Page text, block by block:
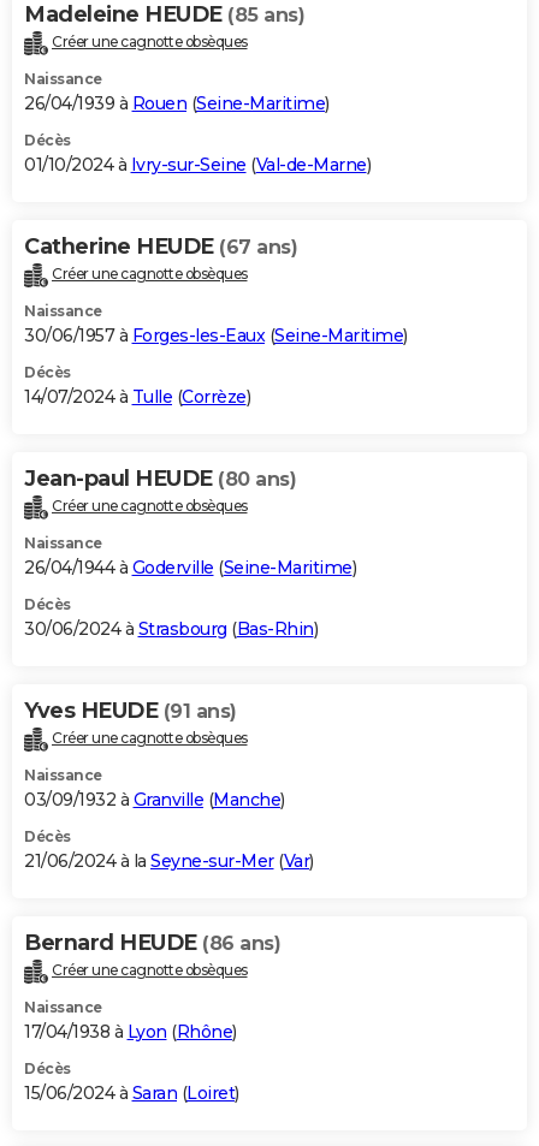
Madeleine HEUDE (85 ans)
Créer une cagnotte obsèques
Naissance
26/04/1939 à Rouen (Seine-Maritime)
Décès
01/10/2024 à Ivry-sur-Seine (Val-de-Marne)
Catherine HEUDE (67 ans)
Créer une cagnotte obsèques
Naissance
30/06/1957 à Forges-les-Eaux(Seine-Maritime)
Décès
14/07/2024 à Tulle (Corrèze)
Jean-paul HEUDE (80 ans)
Créer une cagnotte obsèques
Naissance
26/04/1944 à Goderville (Seine-Maritime)
Décès
30/06/2024 à Strasbourg (Bas-Rhin)
Yves HEUDE (91 ans)
Créer une cagnotte obsèques
Naissance
03/09/1932 à Granville (Manche)
Décès
21/06/2024 à la Seyne-sur-Mer(Var)
Bernard HEUDE (86 ans)
Créer une cagnotte obsèques
Naissance
17/04/1938 à Lyon (Rhône)
Décès
15/06/2024 à Saran (Loiret)